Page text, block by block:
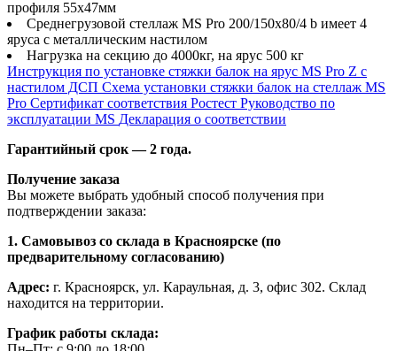
профиля 55х47мм
Среднегрузовой стеллаж MS Pro 200/150x80/4 b имеет 4
яруса с металлическим настилом
Нагрузка на секцию до 4000кг, на ярус 500 кг
Инструкция по установке стяжки балок на ярус MS Pro Z с
настилом ДСП Схема установки стяжки балок на стеллаж MS
Pro Сертификат соответствия Ростест Руководство по
эксплуатации MS Декларация о соответствии
Гарантийный срок — 2 года.
Получение заказа
Вы можете выбрать удобный способ получения при
подтверждении заказа:
1. Самовывоз со склада в Красноярске (по
предварительному согласованию)
Адрес: г. Красноярск, ул. Караульная, д. 3, офис 302. Склад
находится на территории.
График работы склада: